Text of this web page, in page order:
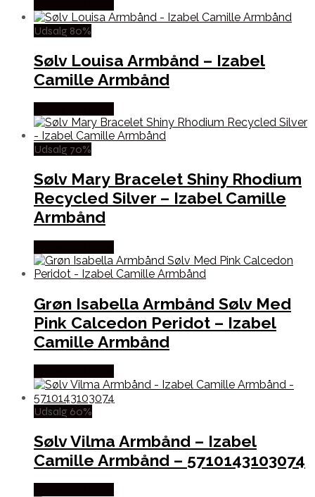
Udsalg 80%
Sølv Louisa Armbånd – Izabel
Camille Armbånd
Udsalg 70%
Sølv Mary Bracelet Shiny Rhodium
Recycled Silver – Izabel Camille
Armbånd
Grøn Isabella Armbånd Sølv Med
Pink Calcedon Peridot – Izabel
Camille Armbånd
Udsalg 60%
Sølv Vilma Armbånd – Izabel
Camille Armbånd – 5710143103074